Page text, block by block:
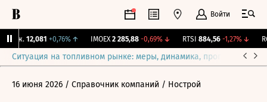
Войти
12,081 +0,76%↑ IMOEX 2 285,88 -0,69%↓ RTSI 884,56 -1,27%↓
Ситуация на топливном рынке: меры, динамика, прогнозы
16 июня 2026 / Справочник компаний / Нострой